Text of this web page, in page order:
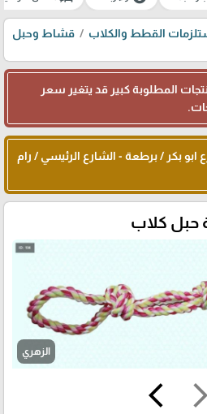
القطط والكلاب
قشاط وحبل
المطلوبة كبير قد يتغير سعر
بكر / برطعة - الشارع الرئيسي / رام
حبل كلاب
الزهري
arrow_forward_ios
arrow_back_ios